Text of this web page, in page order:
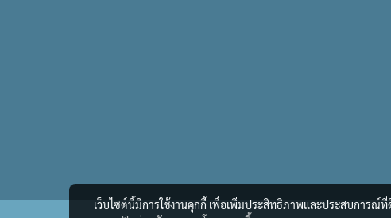
เว็บไซต์นี้มีการใช้งานคุกกี้ เพื่อเพิ่มประสิทธิภาพและประสบการณ์ที่